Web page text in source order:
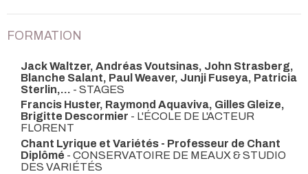
FORMATION
Jack Waltzer, Andréas Voutsinas, John Strasberg,
Blanche Salant, Paul Weaver, Junji Fuseya, Patricia
Sterlin,... - STAGES
Francis Huster, Raymond Aquaviva, Gilles Gleize,
Brigitte Descormier - L'ÉCOLE DE L'ACTEUR
FLORENT
Chant Lyrique et Variétés - Professeur de Chant
Diplômé - CONSERVATOIRE DE MEAUX & STUDIO
DES VARIÉTÉS